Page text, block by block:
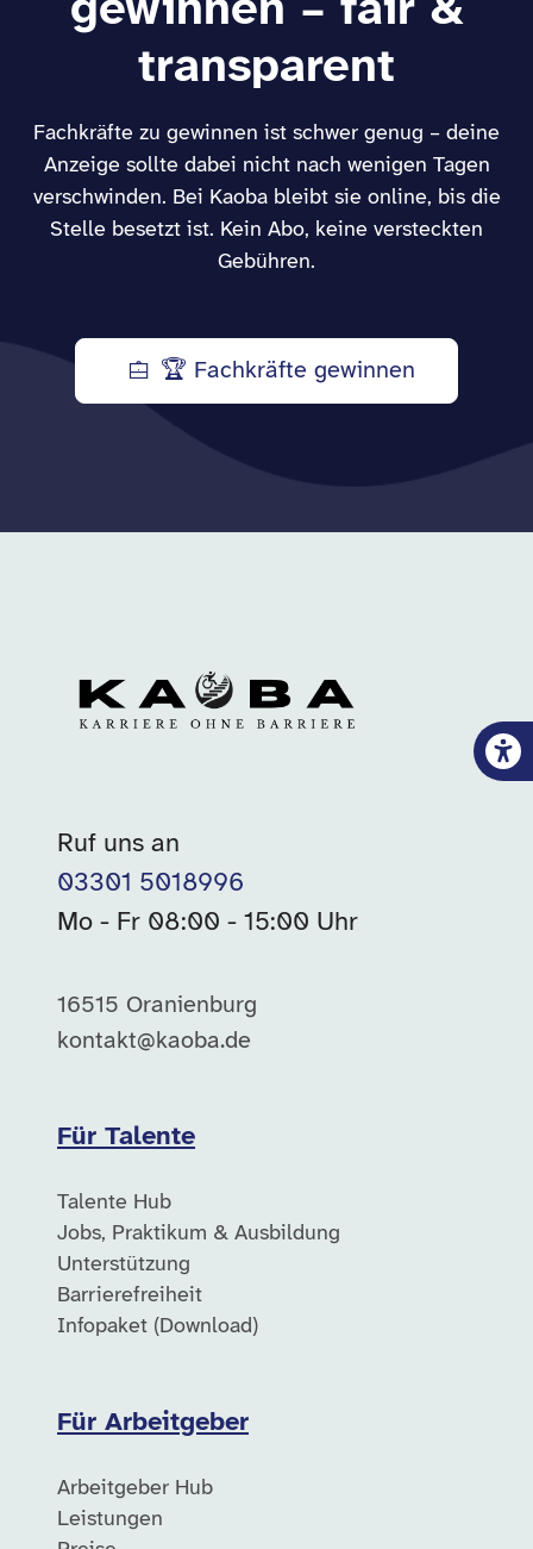
gewinnen – fair &
transparent
Fachkräfte zu gewinnen ist schwer genug – deine
Anzeige sollte dabei nicht nach wenigen Tagen
verschwinden. Bei Kaoba bleibt sie online, bis die
Stelle besetzt ist. Kein Abo, keine versteckten
Gebühren.
🏆 Fachkräfte gewinnen
Ruf uns an
03301 5018996
Mo - Fr 08:00 - 15:00 Uhr
16515 Oranienburg
kontakt@kaoba.de
Für Talente
Talente Hub
Jobs, Praktikum & Ausbildung
Unterstützung
Barrierefreiheit
Infopaket (Download)
Für Arbeitgeber
Arbeitgeber Hub
Leistungen